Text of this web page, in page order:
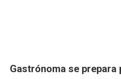
Gastrónoma se prepara